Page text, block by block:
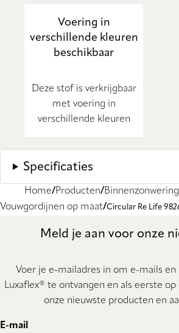
Voering in
verschillende kleuren
beschikbaar
Deze stof is verkrijgbaar
met voering in
verschillende kleuren
Specificaties
Home Producten Binnenzonwering
Vouwgordijnen op maat Circular Re Life
Meld je aan voor onze
Voer je e-mailadres in om e-mails en
Luxaflex® te ontvangen en als eerste
onze nieuwste producten en
E-mail